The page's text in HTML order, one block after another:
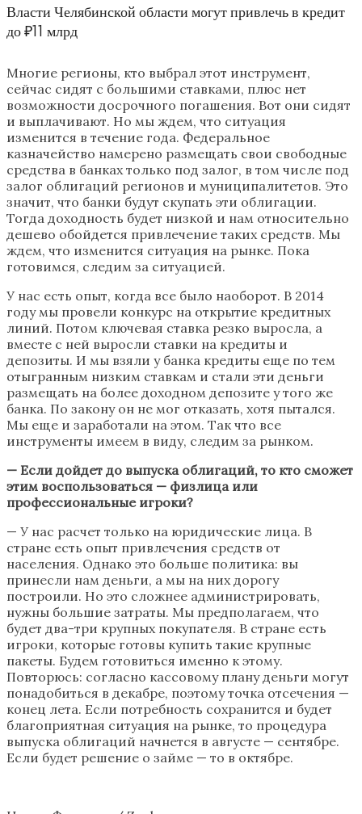
Власти Челябинской области могут привлечь в кредит
до ₽11 млрд
Многие регионы, кто выбрал этот инструмент,
сейчас сидят с большими ставками, плюс нет
возможности досрочного погашения. Вот они сидят
и выплачивают. Но мы ждем, что ситуация
изменится в течение года. Федеральное
казначейство намерено размещать свои свободные
средства в банках только под залог, в том числе под
залог облигаций регионов и муниципалитетов. Это
значит, что банки будут скупать эти облигации.
Тогда доходность будет низкой и нам относительно
дешево обойдется привлечение таких средств. Мы
ждем, что изменится ситуация на рынке. Пока
готовимся, следим за ситуацией.
У нас есть опыт, когда все было наоборот. В 2014
году мы провели конкурс на открытие кредитных
линий. Потом ключевая ставка резко выросла, а
вместе с ней выросли ставки на кредиты и
депозиты. И мы взяли у банка кредиты еще по тем
отыгранным низким ставкам и стали эти деньги
размещать на более доходном депозите у того же
банка. По закону он не мог отказать, хотя пытался.
Мы еще и заработали на этом. Так что все
инструменты имеем в виду, следим за рынком.
— Если дойдет до выпуска облигаций, то кто сможет
этим воспользоваться — физлица или
профессиональные игроки?
— У нас расчет только на юридические лица. В
стране есть опыт привлечения средств от
населения. Однако это больше политика: вы
принесли нам деньги, а мы на них дорогу
построили. Но это сложнее администрировать,
нужны большие затраты. Мы предполагаем, что
будет два-три крупных покупателя. В стране есть
игроки, которые готовы купить такие крупные
пакеты. Будем готовиться именно к этому.
Повторюсь: согласно кассовому плану деньги могут
понадобиться в декабре, поэтому точка отсечения —
конец лета. Если потребность сохранится и будет
благоприятная ситуация на рынке, то процедура
выпуска облигаций начнется в августе — сентябре.
Если будет решение о займе — то в октябре.